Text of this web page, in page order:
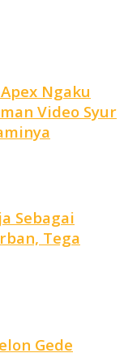
Ngaku
Video Syur
Sebagai
Tega
Gede